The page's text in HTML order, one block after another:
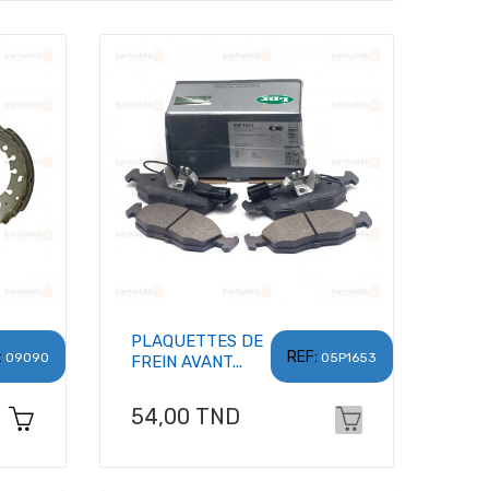
09090 REF: 05P1653
PLAQUETTES DE
FREIN AVANT...
Prix
54,00 TND